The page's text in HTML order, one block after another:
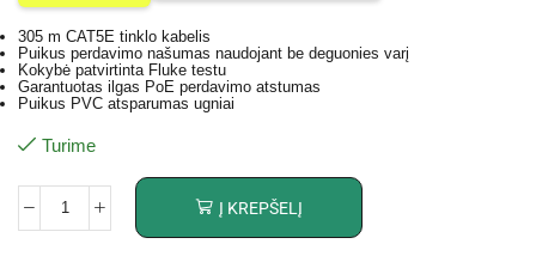
305 m CAT5E tinklo kabelis
Puikus perdavimo našumas naudojant be deguonies varį
Kokybė patvirtinta Fluke testu
Garantuotas ilgas PoE perdavimo atstumas
Puikus PVC atsparumas ugniai
Turime
Į KREPŠELĮ